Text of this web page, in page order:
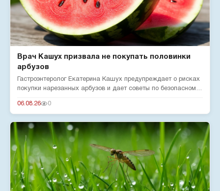
Врач Кашух призвала не покупать половинки
арбузов
Гастроэнтеролог Екатерина Кашух предупреждает о рисках
покупки нарезанных арбузов и дает советы по безопасному
06.08.26 0